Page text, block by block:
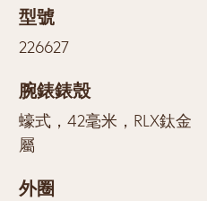
型號
226627
腕錶錶殼
蠔式，42毫米，RLX鈦金
屬
外圈